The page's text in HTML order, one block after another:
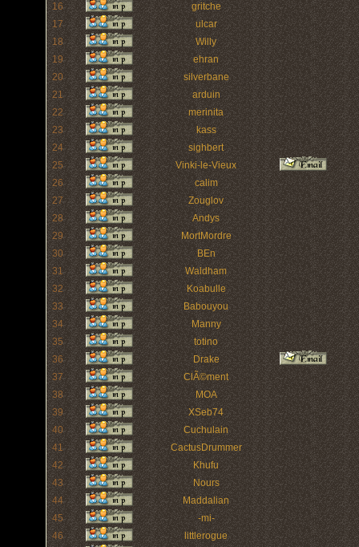
16
gritche
17
ulcar
18
Willy
19
ehran
20
silverbane
21
arduin
22
merinita
23
kass
24
sighbert
25
Vinki-le-Vieux
26
calim
27
Zouglov
28
Andys
29
MortMordre
30
BEn
31
Waldham
32
Koabulle
33
Babouyou
34
Manny
35
totino
36
Drake
37
ClÃ©ment
38
MOA
39
XSeb74
40
Cuchulain
41
CactusDrummer
42
Khufu
43
Nours
44
Maddalian
45
-mi-
46
littlerogue